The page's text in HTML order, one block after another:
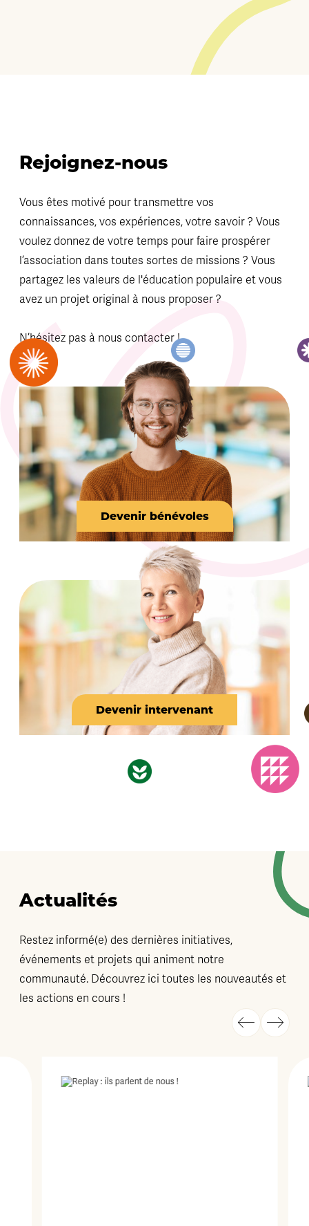
Rejoignez-nous
Vous êtes motivé pour transmettre vos
connaissances, vos expériences, votre savoir ? Vous
voulez donnez de votre temps pour faire prospérer
l’association dans toutes sortes de missions ? Vous
partagez les valeurs de l'éducation populaire et vous
avez un projet original à nous proposer ?
N’hésitez pas à nous contacter !
Devenir bénévoles
Devenir intervenant
Actualités
Restez informé(e) des dernières initiatives,
événements et projets qui animent notre
communauté. Découvrez ici toutes les nouveautés et
les actions en cours !